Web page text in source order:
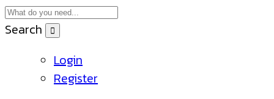
Search
Login
Register